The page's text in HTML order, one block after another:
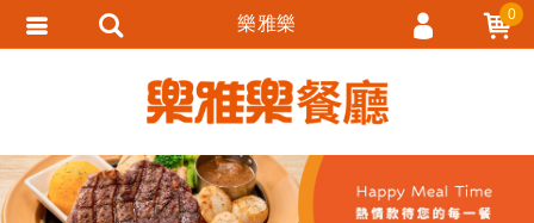
樂雅樂 0
會員註冊
忘記密碼
訂單查詢